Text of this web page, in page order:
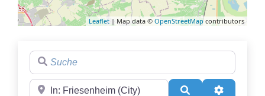
Leaflet | Map data © OpenStreetMapcontributors
Suche
Region Suchen